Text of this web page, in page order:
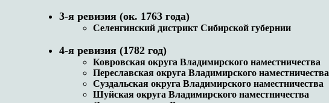
3-я ревизия (ок. 1763 года)
Селенгинский дистрикт Сибирской губернии
4-я ревизия (1782 год)
Ковровская округа Владимирского наместничества
Переславская округа Владимирского наместничества
Суздальская округа Владимирского наместничества
Шуйская округа Владимирского наместничества